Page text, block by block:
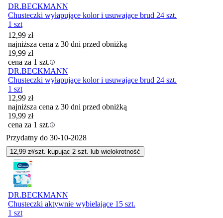
DR.BECKMANN
Chusteczki wyłapujące kolor i usuwające brud 24 szt.
1 szt
12,99 zł
najniższa cena z 30 dni przed obniżką
19,99 zł
cena za 1 szt.
DR.BECKMANN
Chusteczki wyłapujące kolor i usuwające brud 24 szt.
1 szt
12,99 zł
najniższa cena z 30 dni przed obniżką
19,99 zł
cena za 1 szt.
Przydatny do 30-10-2028
12,99 zł/szt. kupując 2 szt. lub wielokrotność
DR.BECKMANN
Chusteczki aktywnie wybielające 15 szt.
1 szt